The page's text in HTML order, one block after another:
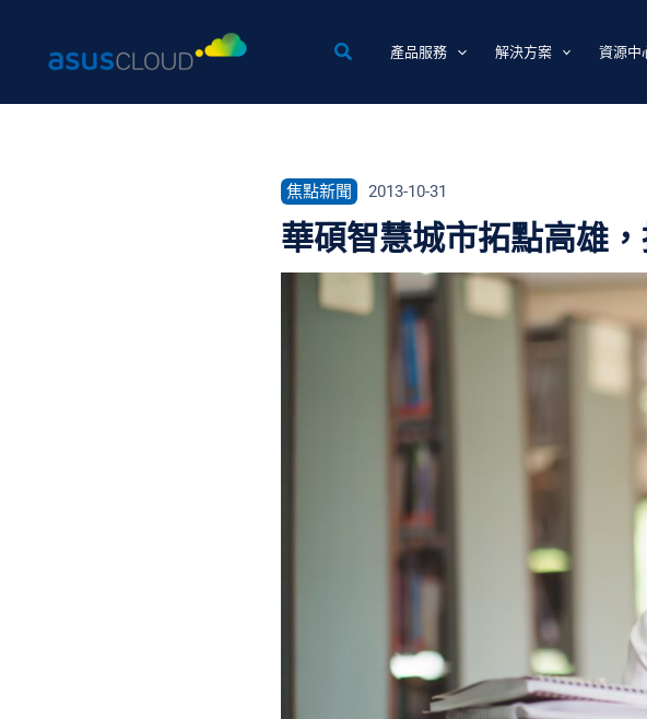
產品服務 解決方案 資源中
焦點新聞 2013-10-31
華碩智慧城市拓點高雄